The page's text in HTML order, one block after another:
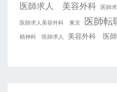
医師求人 美容外科 医師
医師求人美容外科 東京 医師転
精神科 医師求人 美容外科 医師